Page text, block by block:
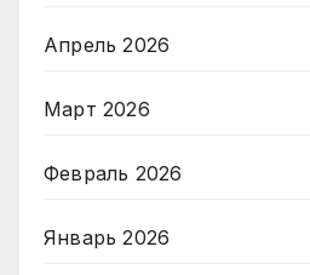
Апрель 2026
Март 2026
Февраль 2026
Январь 2026